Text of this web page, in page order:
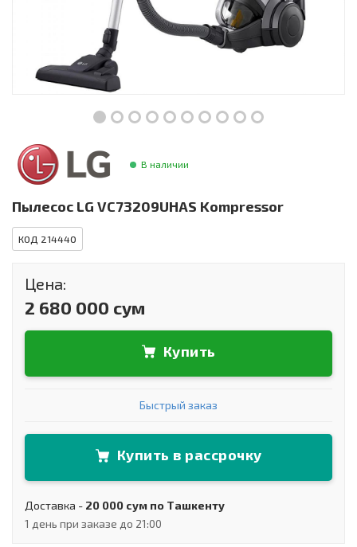
Инструменты и техника
Товары для дома
Красота и здоровье
Сантехника В наличии
Пылесос LG VC73209UHAS Kompressor
КОД 214440
Цена:
2 680 000 сум
Купить
Быстрый заказ
Купить в рассрочку
Доставка - 20 000 сум по Ташкенту
1 день при заказе до 21:00